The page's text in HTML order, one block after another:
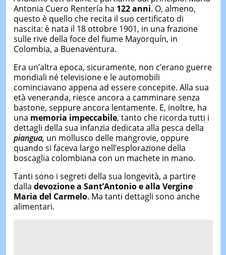
Antonia Cuero Rentería ha 122 anni. O, almeno,
questo è quello che recita il suo certificato di
nascita: è nata il 18 ottobre 1901, in una frazione
sulle rive della foce del fiume Mayorquín, in
Colombia, a Buenaventura.
Era un’altra epoca, sicuramente, non c’erano guerre
mondiali né televisione e le automobili
cominciavano appena ad essere concepite. Alla sua
età veneranda, riesce ancora a camminare senza
bastone, seppure ancora lentamente. E, inoltre, ha
una memoria impeccabile, tanto che ricorda tutti i
dettagli della sua infanzia dedicata alla pesca della
piangua, un mollusco delle mangrovie, oppure
quando si faceva largo nell’esplorazione della
boscaglia colombiana con un machete in mano.
Tanti sono i segreti della sua longevità, a partire
dalla devozione a Sant’Antonio e alla Vergine
Maria del Carmelo. Ma tanti dettagli sono anche
alimentari.